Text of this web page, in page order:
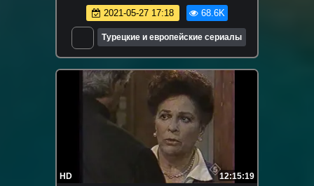
2021-05-27 17:18 68.6K
Турецкие и европейские сериалы
HD 12:15:19